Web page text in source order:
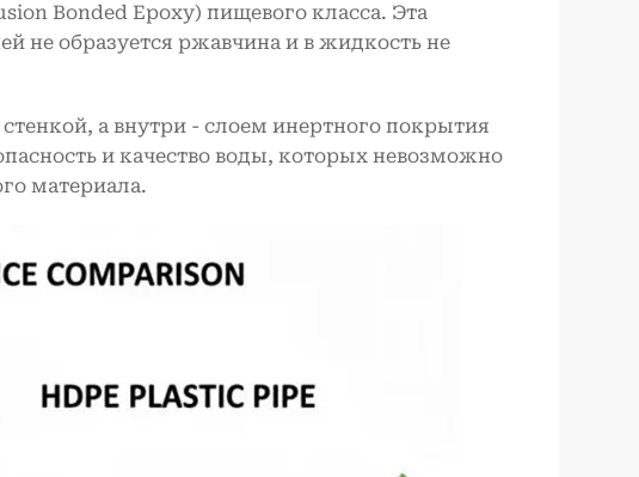
Bonded Epoxy) пищевого класса. Эта
не образуется ржавчина и в жидкость не
а внутри - слоем инертного покрытия
и качество воды, которых невозможно
материала.